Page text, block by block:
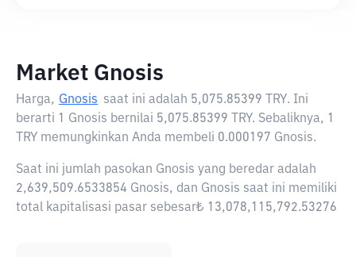
Market Gnosis
Harga, Gnosis saat ini adalah 5,075.85399 TRY. Ini
berarti 1 Gnosis bernilai 5,075.85399 TRY. Sebaliknya, 1
TRY memungkinkan Anda membeli 0.000197 Gnosis.
Saat ini jumlah pasokan Gnosis yang beredar adalah
2,639,509.6533854 Gnosis, dan Gnosis saat ini memiliki
total kapitalisasi pasar sebesar₺ 13,078,115,792.53276